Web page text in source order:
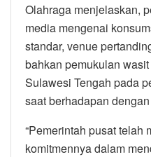
Olahraga menjelaskan,
media mengenai
standar, venue
bahkan pemukulan
Sulawesi Tengah pada
saat berhadapan
“Pemerintah pusat telah
komitmennya dalam